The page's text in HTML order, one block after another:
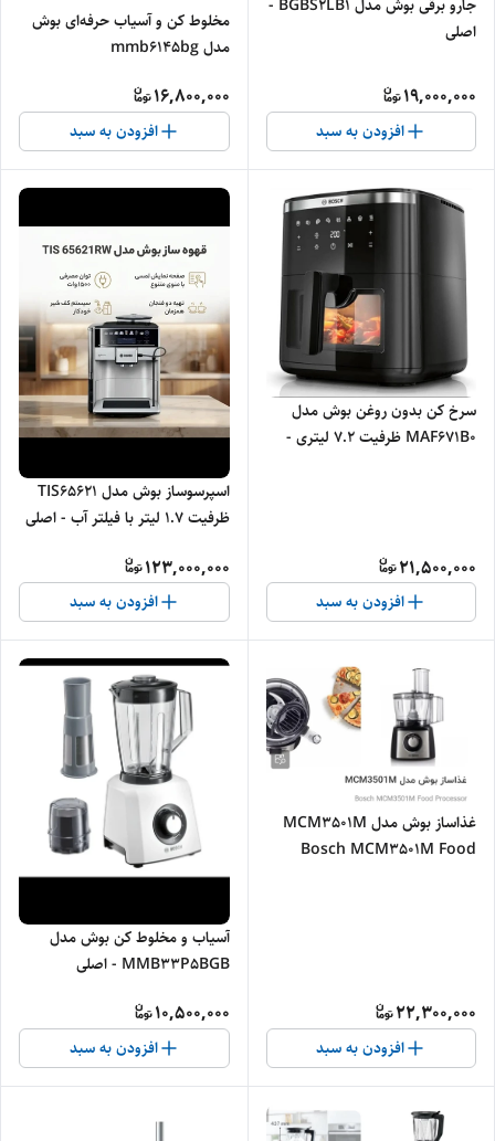
جارو برقی بوش مدل BGBS2LB1 -
اصلی
19,000,000
افزودن به سبد
مخلوط کن و آسیاب حرفه‌ای بوش
مدل mmb6145bg
16,800,000
افزودن به سبد
سرخ کن بدون روغن بوش مدل
MAF671B0 ظرفیت 7.2 لیتری -
21,500,000
افزودن به سبد
اسپرسوساز بوش مدل TIS65621
ظرفیت ۱.۷ لیتر با فیلتر آب - اصلی
123,000,000
افزودن به سبد
غذاساز بوش مدل MCM3501M
Bosch MCM3501M Food
22,300,000
افزودن به سبد
آسیاب و مخلوط کن بوش مدل
MMB33P5BGB - اصلی
10,500,000
افزودن به سبد